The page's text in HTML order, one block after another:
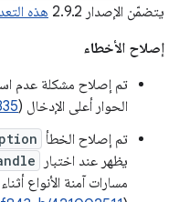
يتضمّن الإصدار 2.9.2
هذه
إصلاح الأخطاء
تم إصلاح مشكلة عدم
الحوار أعلى الإدخال (
تم إصلاح الخطأ
يظهر عند اختبار
مسارات آمنة الأنواع